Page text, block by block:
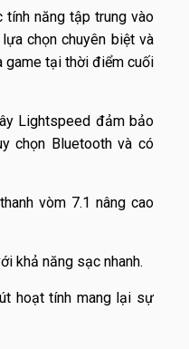
tính năng tập trung vào
chọn chuyên biệt và
game tại thời điểm cuối
Lightspeed đảm bảo
chọn Bluetooth và có
vòm 7.1 nâng cao
khả năng sạc nhanh.
hoạt tính mang lại sự